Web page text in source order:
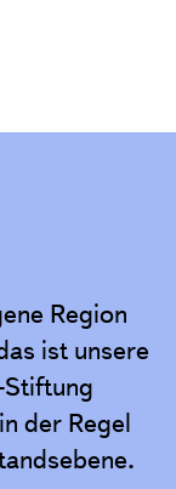
Region
ist unsere
der Regel